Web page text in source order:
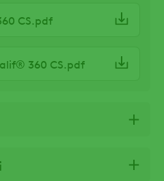
CS.pdf
360 CS.pdf